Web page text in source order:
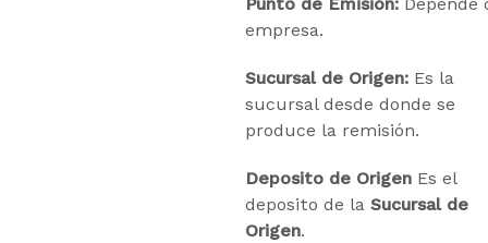
empresa.
Sucursal de Origen: Es la
sucursal desde donde se
produce la remisión.
Deposito de Origen Es el
deposito de la Sucursal de
Origen.